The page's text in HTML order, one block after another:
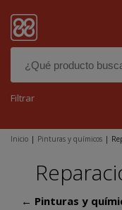
Filtrar
Inicio | Pinturas y químicos |
← Pinturas y